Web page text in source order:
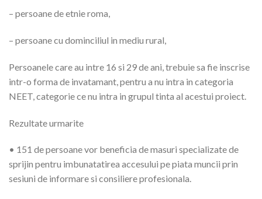
– persoane de etnie roma,
– persoane cu dominciliul in mediu rural,
Persoanele care au intre 16 si 29 de ani, trebuie sa fie inscrise
intr-o forma de invatamant, pentru a nu intra in categoria
NEET, categorie ce nu intra in grupul tinta al acestui proiect.
Rezultate urmarite
• 151 de persoane vor beneficia de masuri specializate de
sprijin pentru imbunatatirea accesului pe piata muncii prin
sesiuni de informare si consiliere profesionala.